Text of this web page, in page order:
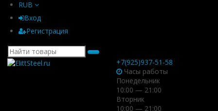
RUB
Вход
Регистрация
+7(925)937-51-58
Часы работы
Понедельник
10:00 — 21:00
Вторник
10:00 — 21:00